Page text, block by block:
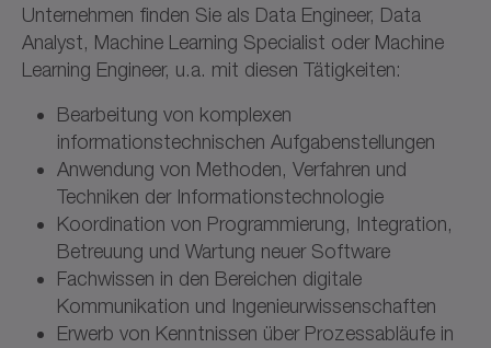
Unternehmen finden Sie als Data Engineer, Data
Analyst, Machine Learning Specialist oder Machine
Learning Engineer, u.a. mit diesen Tätigkeiten:
Bearbeitung von komplexen
informationstechnischen Aufgabenstellungen
Anwendung von Methoden, Verfahren und
Techniken der Informationstechnologie
Koordination von Programmierung, Integration,
Betreuung und Wartung neuer Software
Fachwissen in den Bereichen digitale
Kommunikation und Ingenieurwissenschaften
Erwerb von Kenntnissen über Prozessabläufe in